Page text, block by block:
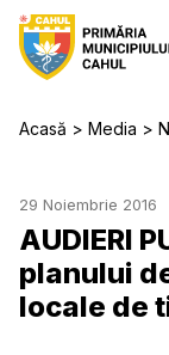
Acasă Media
29 Noiembrie 2016
AUDIERI
planului
locale de